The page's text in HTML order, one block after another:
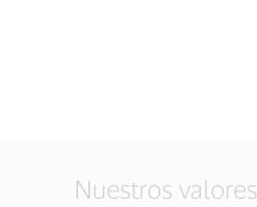
Nuestros valores